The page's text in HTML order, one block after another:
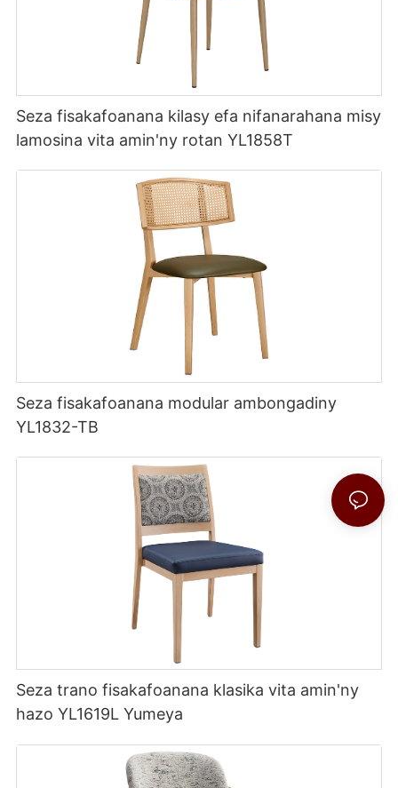
Seza fisakafoanana kilasy efa nifanarahana misy
lamosina vita amin'ny rotan YL1858T
Seza fisakafoanana modular ambongadiny
YL1832-TB
Seza trano fisakafoanana klasika vita amin'ny
hazo YL1619L Yumeya